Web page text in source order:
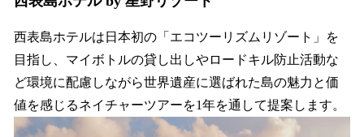
西表島ホテルは日本初の「エコツーリズムリゾート」を
目指し、マイボトルの貸し出しやロードキル防止活動な
ど環境に配慮しながら世界遺産に選ばれた島の魅力と価
値を感じるネイチャーツアーを1年を通して提案します。